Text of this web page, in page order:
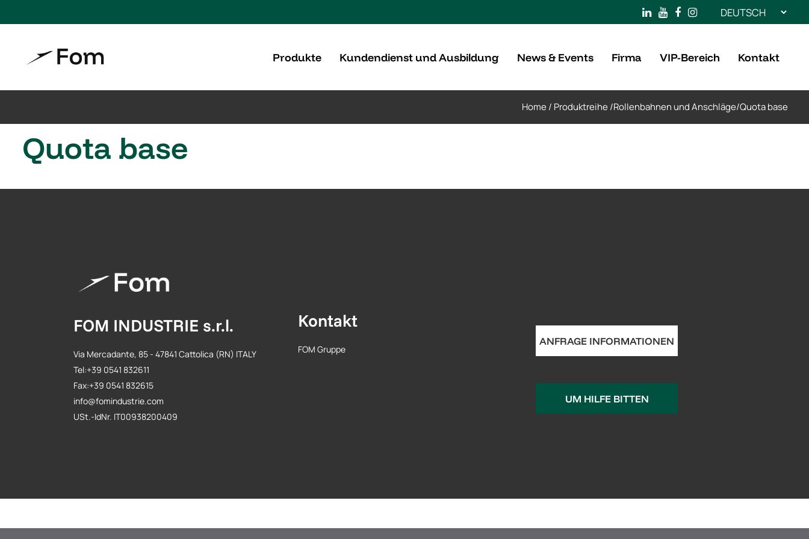
Sprache
auswählen
Produkte Kundendienst und Ausbildung News & Events Firma VIP-Bereich Kontakt
Home / Produktreihe /Rollenbahnen und Anschläge/Quota base
Quota base
FOM INDUSTRIE s.r.l.
Via Mercadante, 85 - 47841 Cattolica (RN) ITALY
Tel:+39 0541 832611
Fax:+39 0541 832615
info@fomindustrie.com
USt.-IdNr. IT00938200409
Kontakt
FOM Gruppe
ANFRAGE INFORMATIONEN
UM HILFE BITTEN